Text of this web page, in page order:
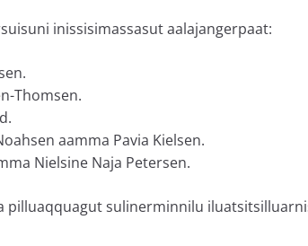
inissisimassasut aalajangerpaat:
Thomsen.
aamma Pavia Kielsen.
Nielsine Naja Petersen.
pilluaqquagut sulinerminnilu